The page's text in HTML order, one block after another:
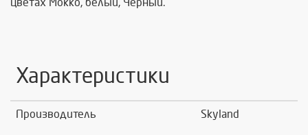
Характеристики
Производитель Skyland